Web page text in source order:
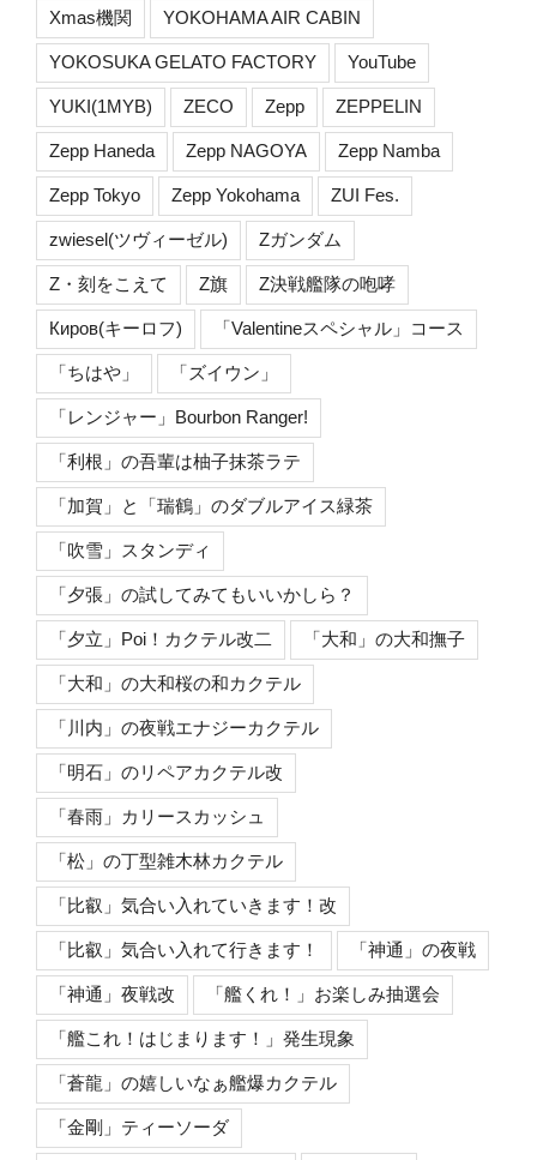
Xmas機関 YOKOHAMA AIR CABIN
YOKOSUKA GELATO FACTORY YouTube
YUKI(1MYB) ZECO Zepp ZEPPELIN
Zepp Haneda Zepp NAGOYA Zepp Namba
Zepp Tokyo Zepp Yokohama ZUI Fes.
zwiesel(ツヴィーゼル) Zガンダム
Z・刻をこえて Z旗 Z決戦艦隊の咆哮
Киров(キーロフ) 「Valentineスペシャル」コース
「ちはや」 「ズイウン」
「レンジャー」Bourbon Ranger!
「利根」の吾輩は柚子抹茶ラテ
「加賀」と「瑞鶴」のダブルアイス緑茶
「吹雪」スタンディ
「夕張」の試してみてもいいかしら？
「夕立」Poi！カクテル改二 「大和」の大和撫子
「大和」の大和桜の和カクテル
「川内」の夜戦エナジーカクテル
「明石」のリペアカクテル改
「春雨」カリースカッシュ
「松」の丁型雑木林カクテル
「比叡」気合い入れていきます！改
「比叡」気合い入れて行きます！ 「神通」の夜戦
「神通」夜戦改 「艦くれ！」お楽しみ抽選会
「艦これ！はじまります！」発生現象
「蒼龍」の嬉しいなぁ艦爆カクテル
「金剛」ティーソーダ